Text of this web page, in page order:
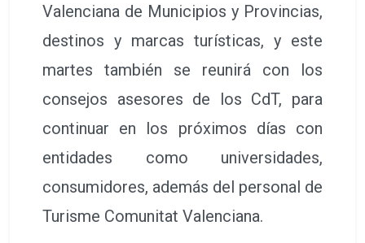
Valenciana de Municipios y Provincias,
destinos y marcas turísticas, y este
martes también se reunirá con los
consejos asesores de los CdT, para
continuar en los próximos días con
entidades como universidades,
consumidores, además del personal de
Turisme Comunitat Valenciana.